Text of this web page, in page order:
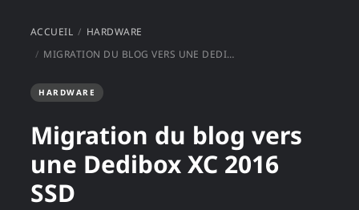
ACCUEIL
HARDWARE
MIGRATION DU BLOG VERS UNE DEDIBOX XC 2016 SSD
HARDWARE
Migration du blog vers
une Dedibox XC 2016
SSD